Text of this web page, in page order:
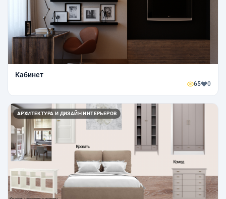
Кабинет
65 0
АРХИТЕКТУРА И ДИЗАЙН ИНТЕРЬЕРОВ